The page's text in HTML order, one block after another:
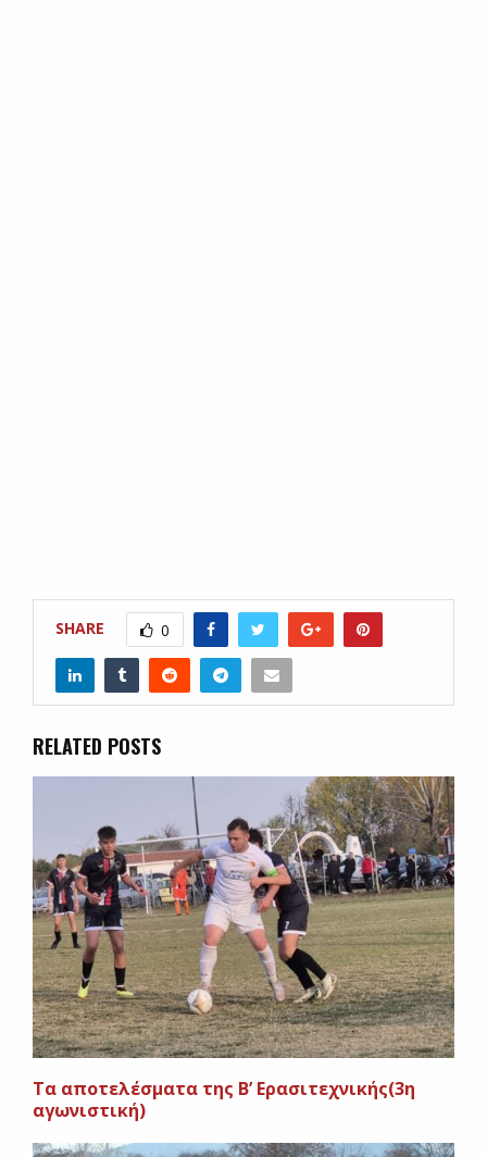
SHARE 0
RELATED POSTS
Tα αποτελέσματα της Β’ Ερασιτεχνικής(3η
αγωνιστική)